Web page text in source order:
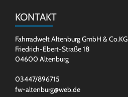
KONTAKT
Fahrradwelt Altenburg GmbH & Co.KG
Friedrich-Ebert-Straße 18
04600 Altenburg
03447/896715
fw-altenburg@web.de